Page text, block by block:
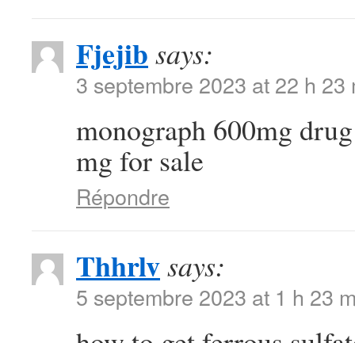
Fjejib says:
3 septembre 2023 at 22 h 23
monograph 600mg
mg for sale
Répondre
Thhrlvsays:
5 septembre 2023 at 1 h 23